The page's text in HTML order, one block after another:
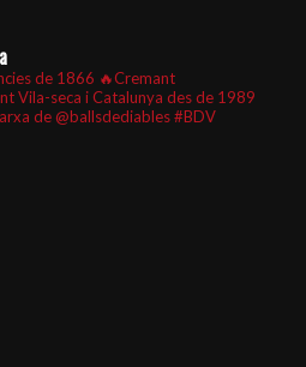
de 1866 🔥Cremant
Vila-seca i Catalunya des de 1989
de @ballsdediables#BDV